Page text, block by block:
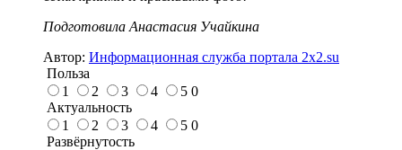
Подготовила Анастасия Учайкина
Автор: Информационная служба портала 2x2.su
Польза
1
2 3 4 5 0
Актуальность
1
2 3 4 5 0
Развёрнутость